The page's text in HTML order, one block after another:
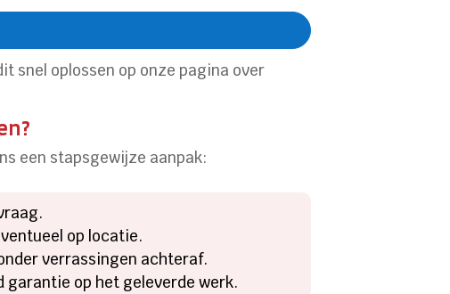
snel oplossen op onze pagina over
een stapsgewijze aanpak:
op locatie.
verrassingen achteraf.
garantie op het geleverde werk.